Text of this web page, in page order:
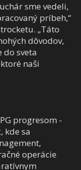
sme vedeli,
príbeh,“
„Táto
dôvodov,
do sveta
naši
progresom -
kde sa
operácie